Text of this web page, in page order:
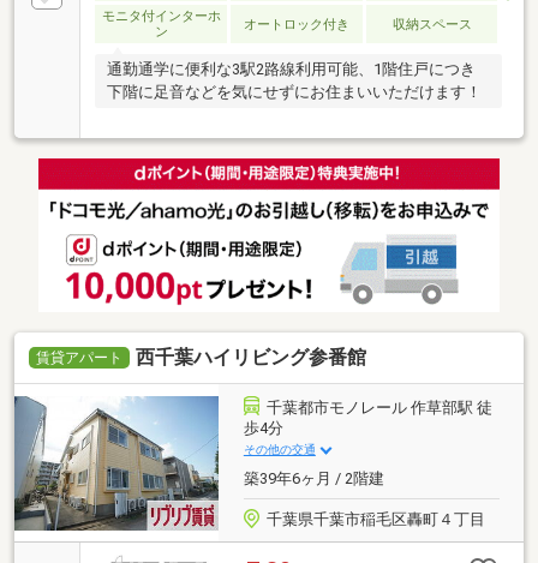
モニタ付インターホ
ン
オートロック付き 収納スペース
通勤通学に便利な3駅2路線利用可能、1階住戸につき
下階に足音などを気にせずにお住まいいただけます！
賃貸アパート 西千葉ハイリビング参番館
千葉都市モノレール 作草部駅 徒
歩4分
その他の交通
築39年6ヶ月 / 2階建
千葉県千葉市稲毛区轟町４丁目